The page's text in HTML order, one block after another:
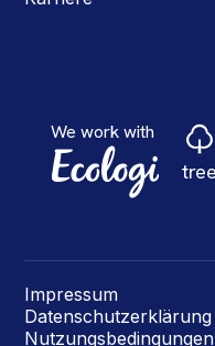
Impressum
Datenschutzerklärung
Nutzungsbedingungen